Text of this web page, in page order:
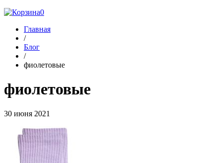
0
Главная
/
Блог
/
фиолетовые
фиолетовые
30 июня 2021